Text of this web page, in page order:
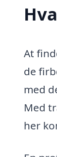
At
de
med
Med
her